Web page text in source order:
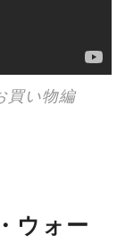
買い物編
ウォー